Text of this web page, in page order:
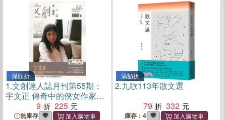
滿額折
1.文創達人誌月刊第55期：
宇文正 傳奇中的俠女作家與
文字手藝人
9 225
無庫存
滿額折
2.九歌113年散文選
79
332
庫存：4